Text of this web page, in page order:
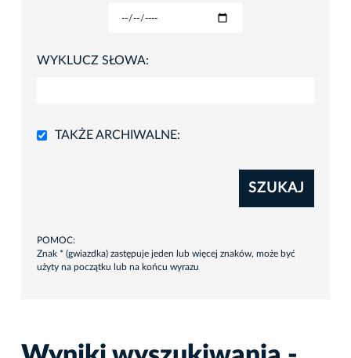
WYKLUCZ SŁOWA:
TAKŻE ARCHIWALNE:
SZUKAJ
POMOC:
Znak * (gwiazdka) zastępuje jeden lub więcej znaków, może być
użyty na początku lub na końcu wyrazu